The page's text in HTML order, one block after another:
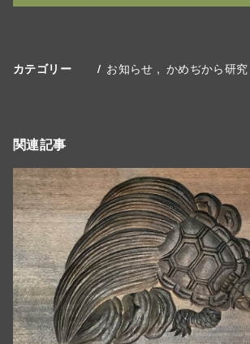
カテゴリー お知らせ かめぢから研究
関連記事